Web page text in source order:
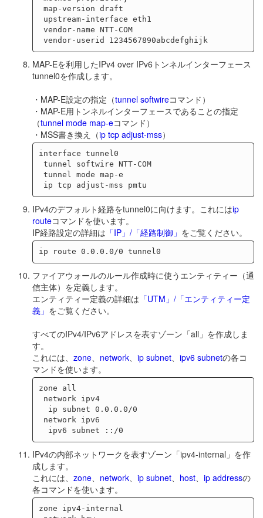
vendor-userid 1234567890abcdefghijk
MAP-Eを利用したIPv4 over IPv6トンネルインターフェース
tunnel0を作成します。
・MAP-E設定の指定（tunnel softwireコマンド）
・MAP-E用トンネルインターフェースであることの指定
（tunnel mode map-eコマンド）
・MSS書き換え（ip tcp adjust-mss）
interface tunnel0
IPv4のデフォルト経路をtunnel0に向けます。これにはip
routeコマンドを使います。
IP経路設定の詳細は 「IP」/「経路制御」 をご覧ください。
ファイアウォールのルール作成時に使うエンティティー（通
信主体）を定義します。
エンティティー定義の詳細は 「UTM」/「エンティティー定
義」 をご覧ください。
すべてのIPv4/IPv6アドレスを表すゾーン「all」を作成しま
す。
これには、 zone network ip subnet ipv6 subnetの各コ
マンドを使います。
zone all
IPv4の内部ネットワークを表すゾーン「ipv4-internal」を作
成します。
これには、 zone network ip subnet host ip addressの
各コマンドを使います。
zone ipv4-internal